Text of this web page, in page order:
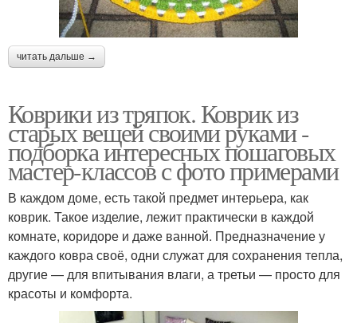
читать дальше →
Коврики из тряпок. Коврик из
старых вещей своими руками -
подборка интересных пошаговых
мастер-классов с фото примерами
В каждом доме, есть такой предмет интерьера, как
коврик. Такое изделие, лежит практически в каждой
комнате, коридоре и даже ванной. Предназначение у
каждого ковра своё, одни служат для сохранения тепла,
другие — для впитывания влаги, а третьи — просто для
красоты и комфорта.